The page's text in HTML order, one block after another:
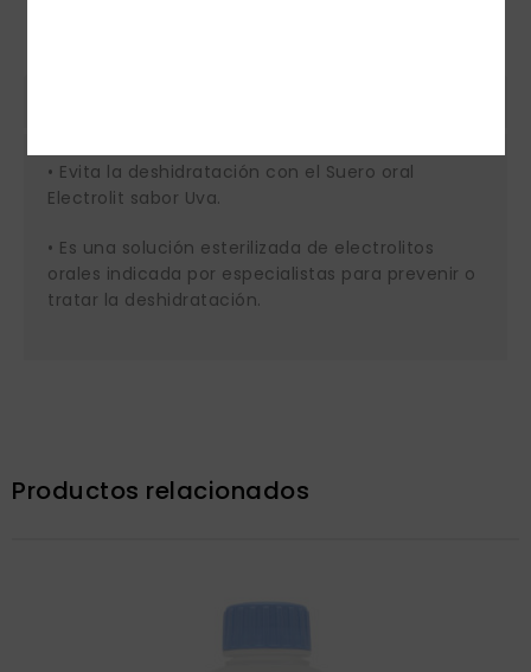
• Evita la deshidratación con el Suero oral
Electrolit sabor Uva.
• Es una solución esterilizada de electrolitos
orales indicada por especialistas para prevenir o
tratar la deshidratación.
Productos relacionados